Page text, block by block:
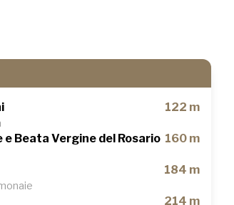
122 m
Beata Vergine del Rosario 160 m
184 m
214 m